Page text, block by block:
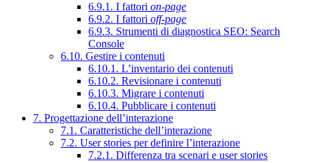
6.9.1. I fattori on-page
6.9.2. I fattori off-page
6.9.3. Strumenti di diagnostica SEO: Search
Console
6.10. Gestire i contenuti
6.10.1. L’inventario dei contenuti
6.10.2. Revisionare i contenuti
6.10.3. Migrare i contenuti
6.10.4. Pubblicare i contenuti
7. Progettazione dell’interazione
7.1. Caratteristiche dell’interazione
7.2. User stories per definire l’interazione
7.2.1. Differenza tra scenari e user stories